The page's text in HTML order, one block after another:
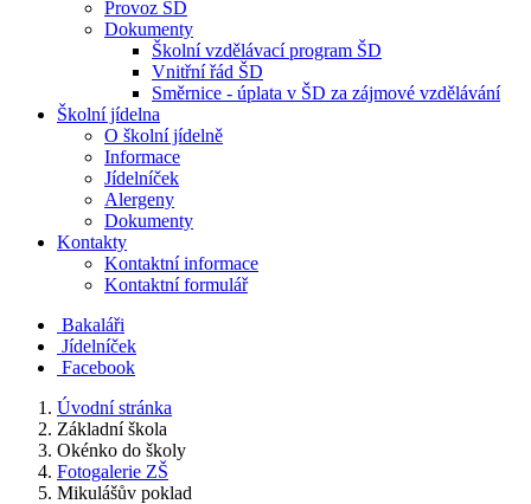
Provoz ŠD
Dokumenty
Školní vzdělávací program ŠD
Vnitřní řád ŠD
Směrnice - úplata v ŠD za zájmové vzdělávání
Školní jídelna
O školní jídelně
Informace
Jídelníček
Alergeny
Dokumenty
Kontakty
Kontaktní informace
Kontaktní formulář
Bakaláři
Jídelníček
Facebook
Úvodní stránka
Základní škola
Okénko do školy
Fotogalerie ZŠ
Mikulášův poklad